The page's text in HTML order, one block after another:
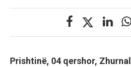
Prishtinë, 04 qershor,